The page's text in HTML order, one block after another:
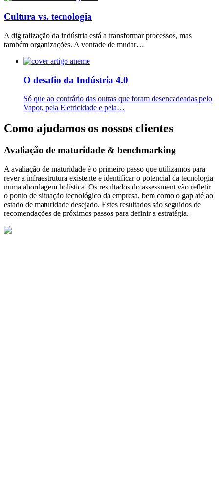
Cultura vs. tecnologia
A digitalização da indústria está a transformar processos, mas
também organizações. A vontade de mudar…
O desafio da Indústria 4.0
Só que ao contrário das outras que foram desencadeadas pelo
Vapor, pela Eletricidade e pela…
Como ajudamos os nossos clientes
Avaliação de maturidade & benchmarking
A avaliação de maturidade é o primeiro passo que utilizamos para
rever a infraestrutura existente e identificar o potencial da tecnologia
numa abordagem holística. Os resultados do assessment vão refletir
o ponto de situação tecnológico da empresa, bem como o gap até ao
estado de maturidade desejado. Estes resultados são seguidos de
recomendações de próximos passos para definir a estratégia.